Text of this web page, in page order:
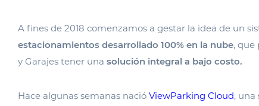
A fines de 2018 comenzamos a gestar la idea de un
estacionamientos desarrollado 100% en la nube, que
y Garajes tener una solución integral a bajo costo.
Hace algunas semanas nació ViewParking Cloud, una